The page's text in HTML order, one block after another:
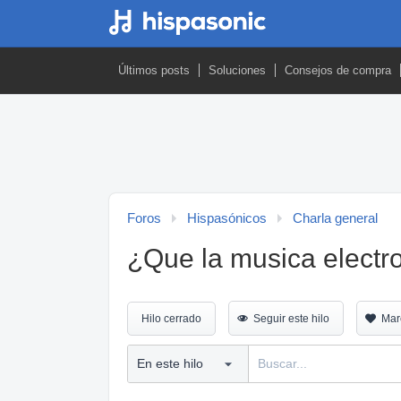
Últimos posts Soluciones Consejos de compra
Foros Hispasónicos Charla general
¿Que la musica
Hilo cerrado Seguir este hilo